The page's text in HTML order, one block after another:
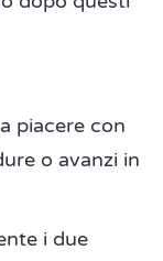
piacere con
o avanzi in
i due